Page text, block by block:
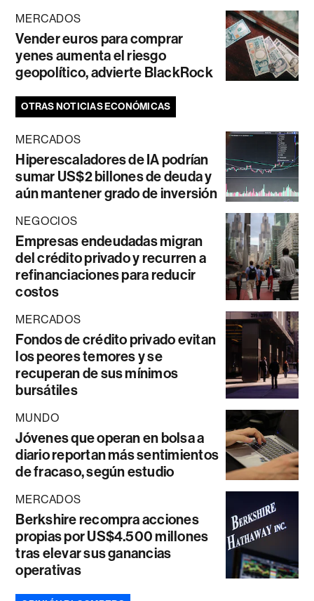
MERCADOS
Vender euros para comprar
yenes aumenta el riesgo
geopolítico, advierte BlackRock
OTRAS NOTICIAS ECONÓMICAS
MERCADOS
Hiperescaladores de IA podrían
sumar US$2 billones de deuda y
aún mantener grado de inversión
NEGOCIOS
Empresas endeudadas migran
del crédito privado y recurren a
refinanciaciones para reducir
costos
MERCADOS
Fondos de crédito privado evitan
los peores temores y se
recuperan de sus mínimos
bursátiles
MUNDO
Jóvenes que operan en bolsa a
diario reportan más sentimientos
de fracaso, según estudio
MERCADOS
Berkshire recompra acciones
propias por US$4.500 millones
tras elevar sus ganancias
operativas